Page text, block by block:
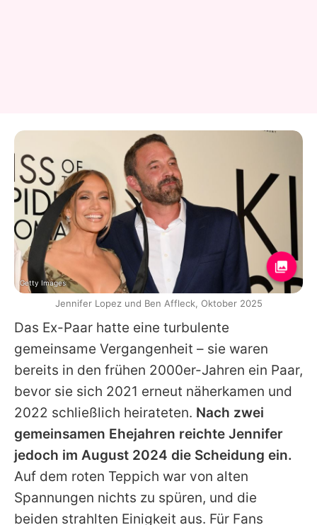
Das Ex-Paar hatte eine turbulente
gemeinsame Vergangenheit – sie waren
bereits in den frühen 2000er-Jahren ein Paar,
bevor sie sich 2021 erneut näherkamen und
2022 schließlich heirateten. Nach zwei
gemeinsamen Ehejahren reichte Jennifer
jedoch im August 2024 die Scheidung ein.
Auf dem roten Teppich war von alten
Spannungen nichts zu spüren, und die
beiden strahlten Einigkeit aus. Für Fans
Getty Images
Jennifer Lopez und Ben Affleck, Oktober 2025